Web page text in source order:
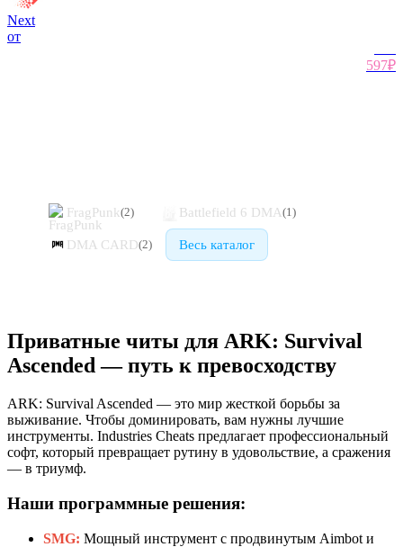
Next
от
597₽
FragPunk(2) Battlefield 6 DMA(1)
DMA CARD(2) Весь каталог
Приватные читы для ARK: Survival
Ascended — путь к превосходству
ARK: Survival Ascended — это мир жесткой борьбы за
выживание. Чтобы доминировать, вам нужны лучшие
инструменты. Industries Cheats предлагает профессиональный
софт, который превращает рутину в удовольствие, а сражения
— в триумф.
Наши программные решения:
SMG: Мощный инструмент с продвинутым Aimbot и